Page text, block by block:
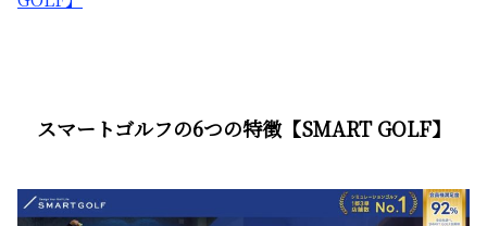
スマートゴルフの6つの特徴【SMART GOLF】